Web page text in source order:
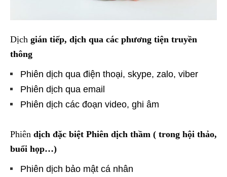
Dịch gián tiếp, dịch qua các phương tiện truyền
thông
Phiên dịch qua điện thoại, skype, zalo, viber
Phiên dịch qua email
Phiên dịch các đoạn video, ghi âm
Phiên dịch đặc biệt Phiên dịch thầm ( trong hội thảo,
buổi họp…)
Phiên dịch bảo mật cá nhân